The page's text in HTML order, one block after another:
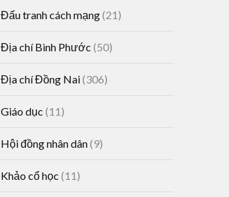
Đấu tranh cách mạng(21)
Địa chí Bình Phước (50)
Địa chí Đồng Nai(306)
Giáo dục (11)
Hội đồng nhân dân(9)
Khảo cổ học (11)